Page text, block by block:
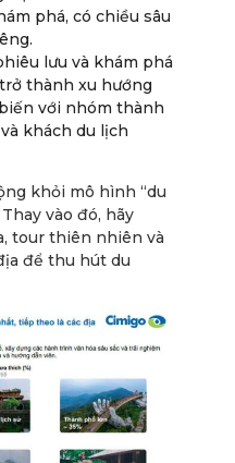
phá, có chiều sâu
lưu và khám phá
thành xu hướng
với nhóm thành
khách du lịch
khỏi mô hình “du
vào đó, hãy
tour thiên nhiên và
để thu hút du